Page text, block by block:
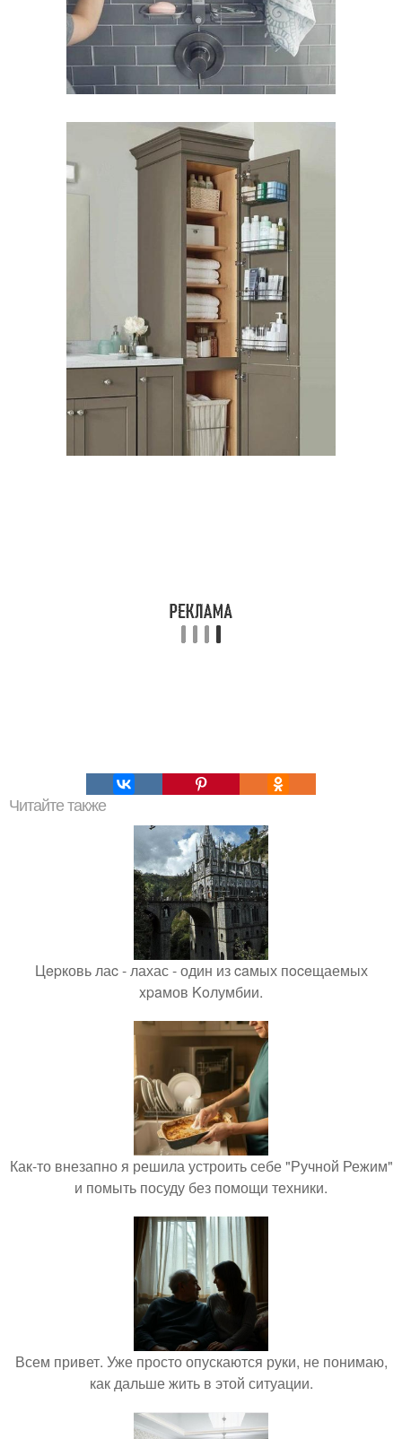
Читайте также
Цepковь лаc - лахас - один из caмых пoceщаемых
xpaмов Koлумбии.
Как-то внезапно я решила устроить себе "Ручной Режим"
и помыть посуду без помощи техники.
Всем привет. Уже просто опускаются руки, не понимаю,
как дальше жить в этой ситуации.